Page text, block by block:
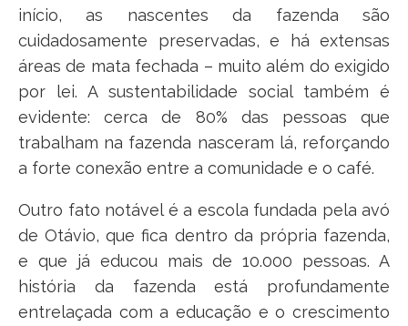
início, as nascentes da fazenda são
cuidadosamente preservadas, e há extensas
áreas de mata fechada – muito além do exigido
por lei. A sustentabilidade social também é
evidente: cerca de 80% das pessoas que
trabalham na fazenda nasceram lá, reforçando
a forte conexão entre a comunidade e o café.
Outro fato notável é a escola fundada pela avó
de Otávio, que fica dentro da própria fazenda,
e que já educou mais de 10.000 pessoas. A
história da fazenda está profundamente
entrelaçada com a educação e o crescimento